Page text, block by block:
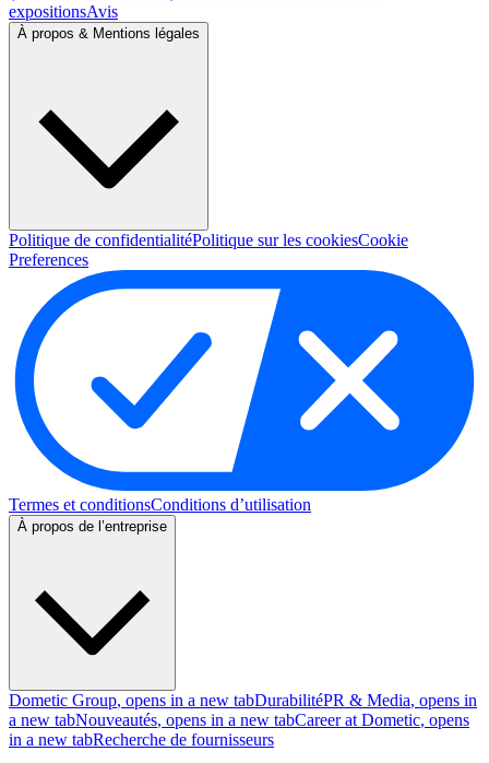
expositionsAvis
À propos & Mentions légales
Politique de confidentialitéPolitique sur les cookiesCookie
Preferences
Termes et conditionsConditions d’utilisation
À propos de l’entreprise
Dometic Group, opens in a new tabDurabilitéPR & Media, opens in
a new tabNouveautés, opens in a new tabCareer at Dometic, opens
in a new tabRecherche de fournisseurs